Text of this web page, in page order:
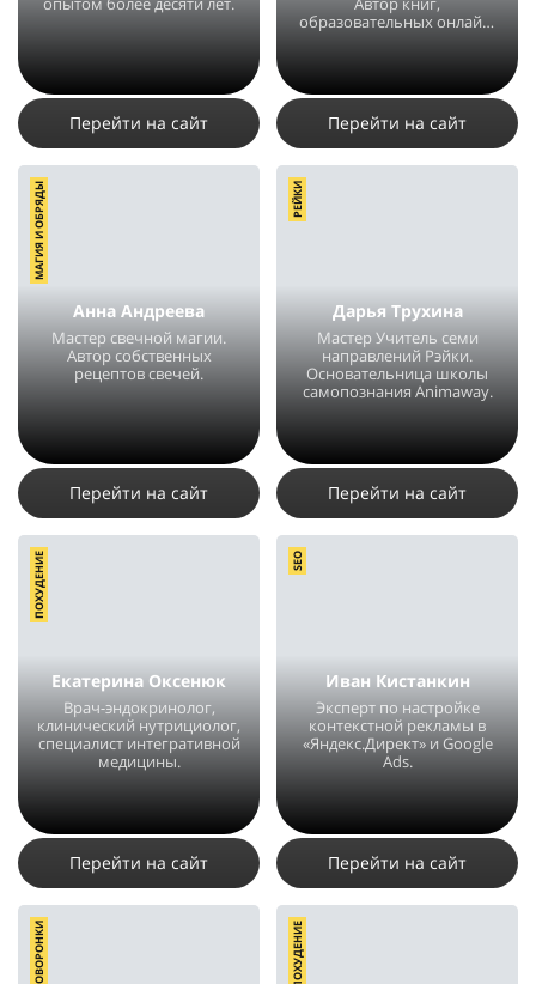
опытом более десяти лет.
Перейти на сайт
Автор книг,
образовательных онлайн-
Перейти на сайт
Анна Андреева
Мастер свечной магии.
Автор собственных
рецептов свечей.
МАГИЯ И ОБРЯДЫ
Перейти на сайт
Дарья Трухина
Мастер Учитель семи
направлений Рэйки.
Основательница школы
самопознания Animaway.
РЕЙКИ
Перейти на сайт
Екатерина Оксенюк
Врач-эндокринолог,
клинический нутрициолог,
специалист интегративной
медицины.
ПОХУДЕНИЕ
Перейти на сайт
Иван Кистанкин
Эксперт по настройке
контекстной рекламы в
«Яндекс.Директ» и Google
Ads.
SEO
Перейти на сайт
АВТОВОРОНКИ ПОХУДЕНИЕ